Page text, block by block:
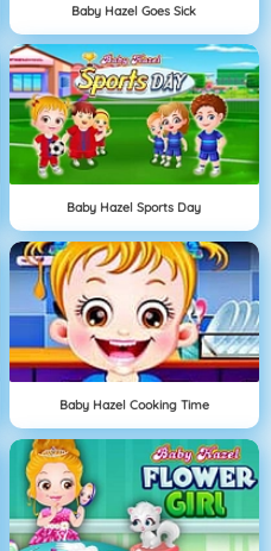
Baby Hazel Goes Sick
Baby Hazel Sports Day
Baby Hazel Cooking Time